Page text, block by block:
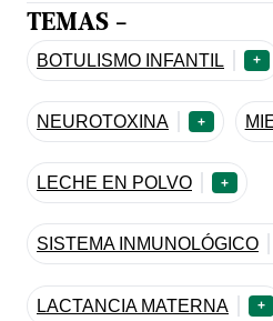
TEMAS -
BOTULISMO INFANTIL +
NEUROTOXINA +
LECHE EN POLVO +
SISTEMA INMUNOLÓGICO
LACTANCIA MATERNA +